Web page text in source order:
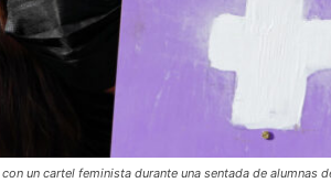
un cartel feminista durante una sentada de alumnas